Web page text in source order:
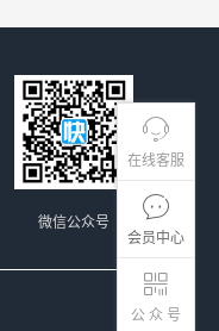
在线客服
会员中心
公 众 号
微信公众号